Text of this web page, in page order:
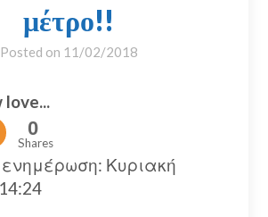
μέτρο!!
Posted on 11/02/2018
love...
0
Shares
Κυριακή